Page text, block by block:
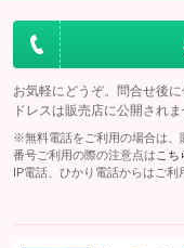
お気軽にどうぞ。問合せ後
ドレスは販売店に公開されま
※無料電話をご利用の場合は、
番号ご利用の際の注意点は こち
IP電話、ひかり電話からはご利